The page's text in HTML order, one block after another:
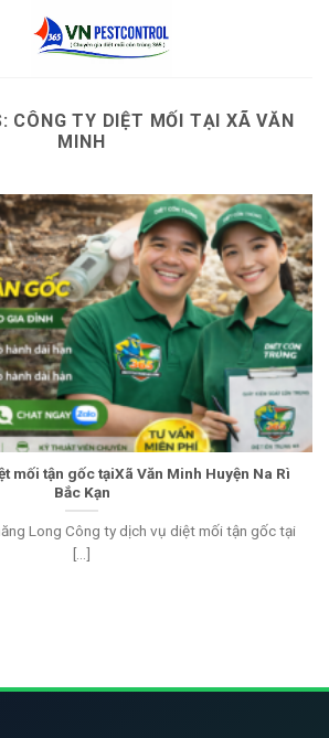
CÔNG TY DIỆT MỐI TẠI XÃ VĂN
MINH
mối tận gốc tạiXã Văn Minh Huyện Na Rì
Bắc Kạn
Long Công ty dịch vụ diệt mối tận gốc tại
[...]